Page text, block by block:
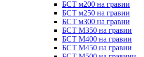
БСТ м200 на гравии
БСТ м250 на гравии
БСТ м300 на гравии
БСТ М350 на гравии
БСТ М400 на гравии
БСТ М450 на гравии